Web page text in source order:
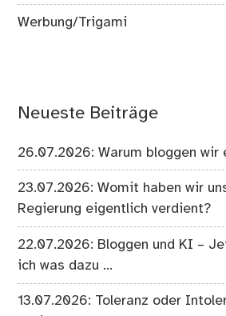
Werbung/Trigami
Neueste Beiträge
26.07.2026: Warum bloggen wir
23.07.2026: Womit haben wir
Regierung eigentlich verdient?
22.07.2026: Bloggen und KI –
ich was dazu …
13.07.2026: Toleranz oder